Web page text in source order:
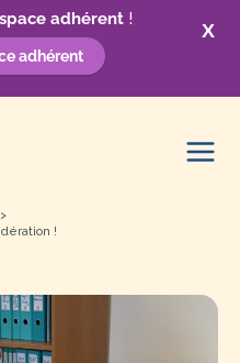
X
adhérent !
adhérent
!